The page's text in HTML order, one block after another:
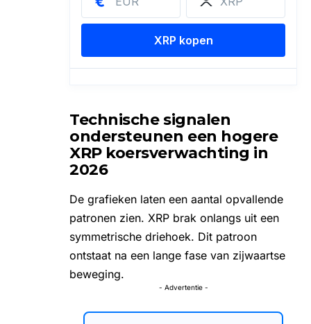
Technische signalen
ondersteunen een hogere
XRP koersverwachting in
2026
De grafieken laten een aantal opvallende
patronen zien. XRP brak onlangs uit een
symmetrische driehoek. Dit patroon
ontstaat na een lange fase van zijwaartse
beweging.
- Advertentie -